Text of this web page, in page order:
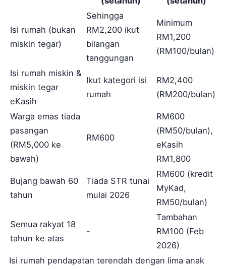
Isi rumah (bukan
miskin tegar)
Sehingga
RM2,200 ikut
bilangan
tanggungan
Minimum
RM1,200
(RM100/bulan)
Isi rumah miskin &
miskin tegar
eKasih
Ikut kategori isi
rumah
RM2,400
(RM200/bulan)
Warga emas tiada
pasangan
(RM5,000 ke
bawah)
RM600
RM600
(RM50/bulan),
eKasih
RM1,800
Bujang bawah 60
tahun
Tiada STR tunai
mulai 2026
RM600 (kredit
MyKad,
RM50/bulan)
Semua rakyat 18
tahun ke atas
-
Tambahan
RM100 (Feb
2026)
Isi rumah pendapatan terendah dengan lima anak